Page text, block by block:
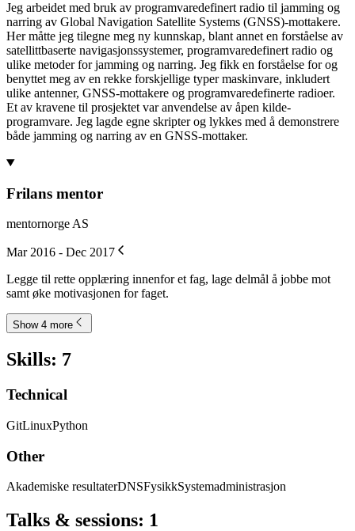
Jeg arbeidet med bruk av programvaredefinert radio til jamming og
narring av Global Navigation Satellite Systems (GNSS)-mottakere.
Her måtte jeg tilegne meg ny kunnskap, blant annet en forståelse av
satellittbaserte navigasjonssystemer, programvaredefinert radio og
ulike metoder for jamming og narring. Jeg fikk en forståelse for og
benyttet meg av en rekke forskjellige typer maskinvare, inkludert
ulike antenner, GNSS-mottakere og programvaredefinerte radioer.
Et av kravene til prosjektet var anvendelse av åpen kilde-
programvare. Jeg lagde egne skripter og lykkes med å demonstrere
både jamming og narring av en GNSS-mottaker.
Frilans mentor
mentornorge AS
Mar 2016 - Dec 2017
Legge til rette opplæring innenfor et fag, lage delmål å jobbe mot
samt øke motivasjonen for faget.
Show 4 more
Skills: 7
Technical
GitLinuxPython
Other
Akademiske resultaterDNSFysikkSystemadministrasjon
Talks & sessions: 1